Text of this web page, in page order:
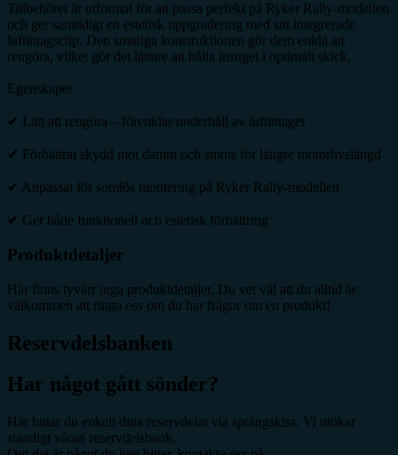
Tillbehöret är utformat för att passa perfekt på Ryker Rally-modellen
och ger samtidigt en estetisk uppgradering med sitt integrerade
luftintagsclip. Den smidiga konstruktionen gör dem enkla att
rengöra, vilket gör det lättare att hålla insuget i optimalt skick.
Egenskaper
✔ Lätt att rengöra – förenklar underhåll av luftintaget
✔ Förbättrat skydd mot damm och smuts för längre motorlivslängd
✔ Anpassat för sömlös montering på Ryker Rally-modellen
✔ Ger både funktionell och estetisk förbättring
Produktdetaljer
Här finns tyvärr inga produktdetaljer. Du vet väl att du alltid är
välkommen att ringa oss om du har frågor om en produkt!
Reservdelsbanken
Har något gått sönder?
Här hittar du enkelt dina reservdelar via sprängskiss. Vi utökar
ständigt våran reservdelsbank.